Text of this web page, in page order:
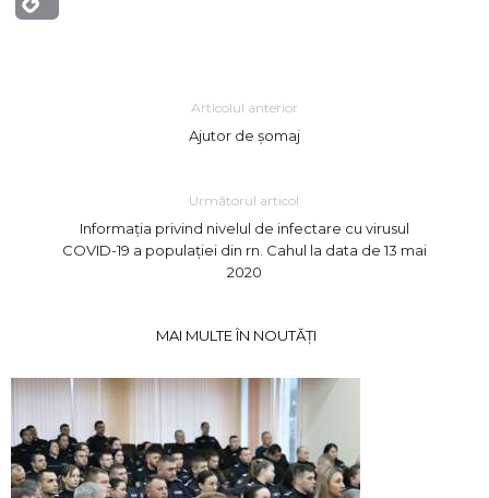
Articolul anterior
Ajutor de șomaj
Următorul articol
Informația privind nivelul de infectare cu virusul
COVID-19 a populației din rn. Cahul la data de 13 mai
2020
MAI MULTE ÎN NOUTĂȚI